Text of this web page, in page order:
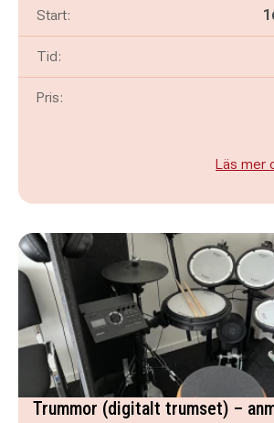
Start:
Tid:
Pris:
Läs mer
Trummor (digitalt trumset) –